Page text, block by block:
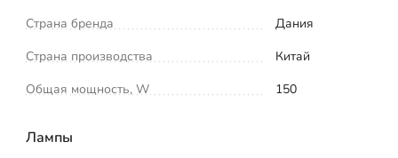
Страна бренда
Дания
Страна производства
Китай
Общая мощность, W
150
Лампы